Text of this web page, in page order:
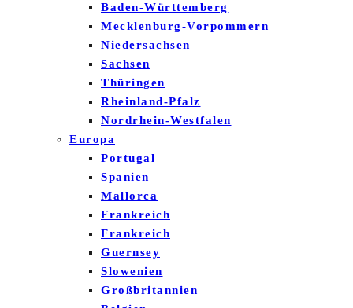
Baden-Württemberg
Mecklenburg-Vorpommern
Niedersachsen
Sachsen
Thüringen
Rheinland-Pfalz
Nordrhein-Westfalen
Europa
Portugal
Spanien
Mallorca
Frankreich
Frankreich
Guernsey
Slowenien
Großbritannien